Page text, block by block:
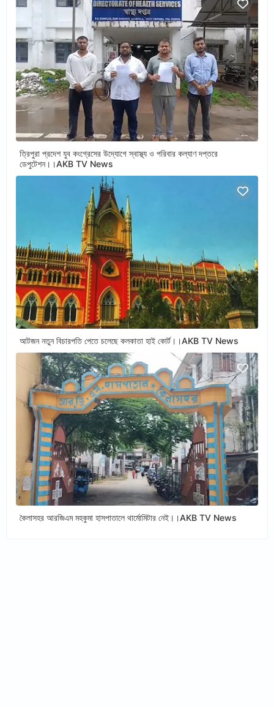
ত্রিপুরা প্রদেশ যুব কংগ্রেসের উদ্যোগে স্বাস্থ্য ও পরিবার কল্যাণ দপ্তরে
ডেপুটেশন।।AKB TV News
আটজন নতুন বিচারপতি পেতে চলেছে কলকাতা হাই কোর্ট।।AKB TV News
কৈলাসহর আরজিএম মহকুমা হাসপাতালে থার্মোমিটার নেই।।AKB TV News